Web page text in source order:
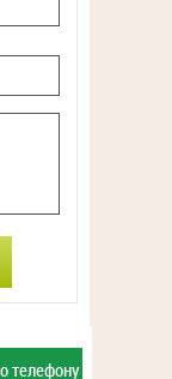
телефону